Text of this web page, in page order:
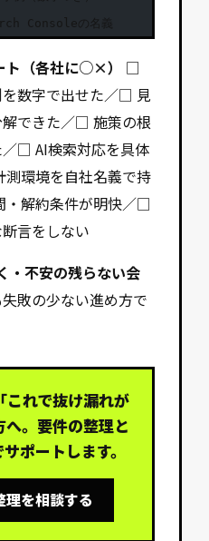
Consoleの名義
ト（各社に○×）
□
数字で出せた／□ 見
できた／□ 施策の根
□ AI検索対応を具体
環境を自社名義で持
解約条件が明快／□
言をしない
・不安の残らない会
敗の少ない進め方で
これで抜け漏れが
。要件の整理と
ポートします。
を相談する